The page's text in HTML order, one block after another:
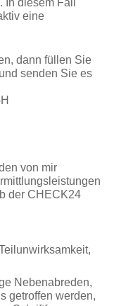
diesem Fall
eine
dann füllen Sie
senden Sie es
von mir
der CHECK24
Nebenabreden,
getroffen werden,